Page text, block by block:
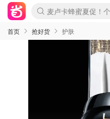
啥？必胜客披萨5折！
首页 抢好货 护肤